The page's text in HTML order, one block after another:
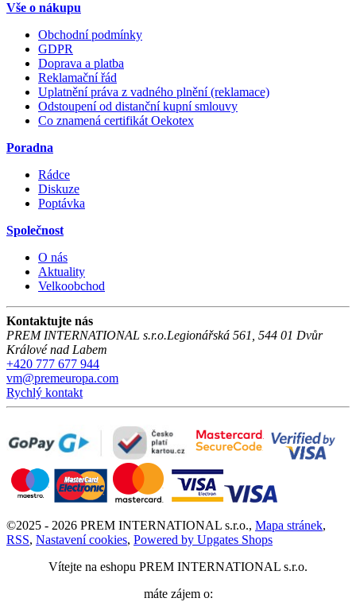
Vše o nákupu
Obchodní podmínky
GDPR
Doprava a platba
Reklamační řád
Uplatnění práva z vadného plnění (reklamace)
Odstoupení od distanční kupní smlouvy
Co znamená certifikát Oekotex
Poradna
Rádce
Diskuze
Poptávka
Společnost
O nás
Aktuality
Velkoobchod
Kontaktujte nás
PREM INTERNATIONAL s.r.o.Legionářská 561, 544 01 Dvůr
Králové nad Labem
+420 777 677 944
vm@premeuropa.com
Rychlý kontakt
©2025 - 2026 PREM INTERNATIONAL s.r.o., Mapa stránek,
RSS, Nastavení cookies, Powered by Upgates Shops
Vítejte na eshopu PREM INTERNATIONAL s.r.o.
máte zájem o: